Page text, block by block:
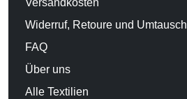
Versandkosten
Widerruf, Retoure und Umtausch
FAQ
Über uns
Alle Textilien